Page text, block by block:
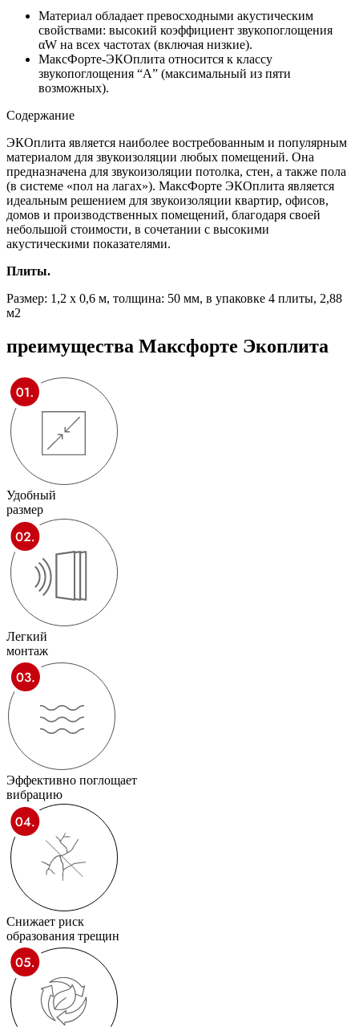
Материал обладает превосходными акустическим
свойствами: высокий коэффициент звукопоглощения
αW на всех частотах (включая низкие).
МаксФорте-ЭКОплита относится к классу
звукопоглощения “А” (максимальный из пяти
возможных).
Содержание
ЭКОплита является наиболее востребованным и популярным
материалом для звукоизоляции любых помещений. Она
предназначена для звукоизоляции потолка, стен, а также пола
(в системе «пол на лагах»). МаксФорте ЭКОплита является
идеальным решением для звукоизоляции квартир, офисов,
домов и производственных помещений, благодаря своей
небольшой стоимости, в сочетании с высокими
акустическими показателями.
Плиты.
Размер: 1,2 х 0,6 м, толщина: 50 мм, в упаковке 4 плиты, 2,88
м2
преимущества Максфорте Экоплита
Удобный
размер
Легкий
монтаж
Эффективно поглощает
вибрацию
Снижает риск
образования трещин